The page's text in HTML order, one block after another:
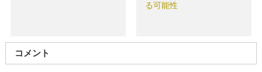
る可能性
コメント